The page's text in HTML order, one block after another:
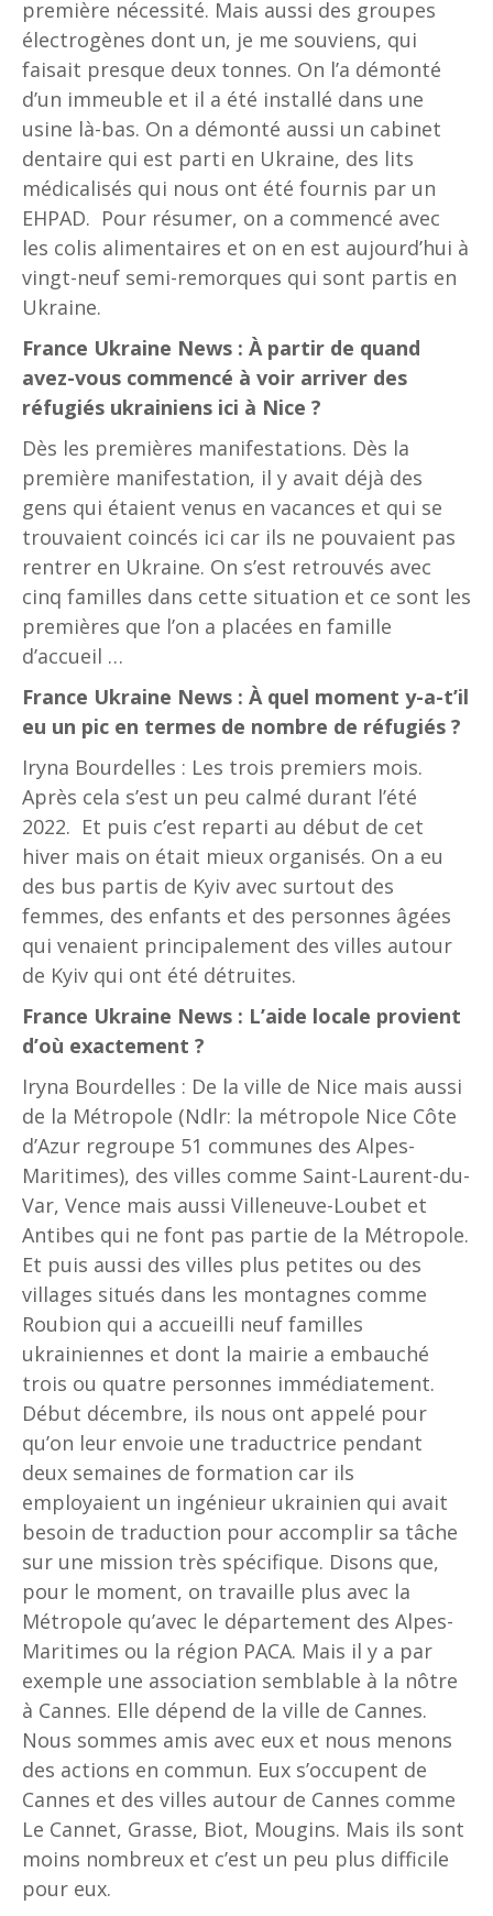
première nécessité. Mais aussi des groupes
électrogènes dont un, je me souviens, qui
faisait presque deux tonnes. On l’a démonté
d’un immeuble et il a été installé dans une
usine là-bas. On a démonté aussi un cabinet
dentaire qui est parti en Ukraine, des lits
médicalisés qui nous ont été fournis par un
EHPAD. Pour résumer, on a commencé avec
les colis alimentaires et on en est aujourd’hui à
vingt-neuf semi-remorques qui sont partis en
Ukraine.
France Ukraine News : À partir de quand
avez-vous commencé à voir arriver des
réfugiés ukrainiens ici à Nice ?
Dès les premières manifestations. Dès la
première manifestation, il y avait déjà des
gens qui étaient venus en vacances et qui se
trouvaient coincés ici car ils ne pouvaient pas
rentrer en Ukraine. On s’est retrouvés avec
cinq familles dans cette situation et ce sont les
premières que l’on a placées en famille
d’accueil …
France Ukraine News : À quel moment y-a-t’il
eu un pic en termes de nombre de réfugiés ?
Iryna Bourdelles : Les trois premiers mois.
Après cela s’est un peu calmé durant l’été
2022. Et puis c’est reparti au début de cet
hiver mais on était mieux organisés. On a eu
des bus partis de Kyiv avec surtout des
femmes, des enfants et des personnes âgées
qui venaient principalement des villes autour
de Kyiv qui ont été détruites.
France Ukraine News : L’aide locale provient
d’où exactement ?
Iryna Bourdelles : De la ville de Nice mais aussi
de la Métropole (Ndlr: la métropole Nice Côte
d’Azur regroupe 51 communes des Alpes-
Maritimes), des villes comme Saint-Laurent-du-
Var, Vence mais aussi Villeneuve-Loubet et
Antibes qui ne font pas partie de la Métropole.
Et puis aussi des villes plus petites ou des
villages situés dans les montagnes comme
Roubion qui a accueilli neuf familles
ukrainiennes et dont la mairie a embauché
trois ou quatre personnes immédiatement.
Début décembre, ils nous ont appelé pour
qu’on leur envoie une traductrice pendant
deux semaines de formation car ils
employaient un ingénieur ukrainien qui avait
besoin de traduction pour accomplir sa tâche
sur une mission très spécifique. Disons que,
pour le moment, on travaille plus avec la
Métropole qu’avec le département des Alpes-
Maritimes ou la région PACA. Mais il y a par
exemple une association semblable à la nôtre
à Cannes. Elle dépend de la ville de Cannes.
Nous sommes amis avec eux et nous menons
des actions en commun. Eux s’occupent de
Cannes et des villes autour de Cannes comme
Le Cannet, Grasse, Biot, Mougins. Mais ils sont
moins nombreux et c’est un peu plus difficile
pour eux.